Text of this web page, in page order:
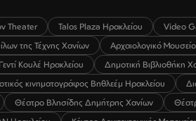
Theater Talos Plaza Ηρακλείου Video
της Τέχνης Χανίων Αρχαιολογικό
Γεντί Κουλέ Ηρακλείου Δημοτική Βιβλιοθήκη
κινηματογράφος Βηθλεέμ Ηρακλείου
Θέατρο Βλησίδης Δημήτρης Χανίων